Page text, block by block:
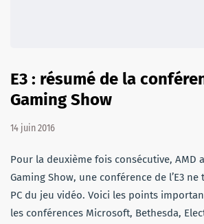
E3 : résumé de la
Gaming Show
14 juin 2016
Pour la deuxième fois consécutive, AMD
Gaming Show, une conférence de l’E3
PC du jeu vidéo. Voici les points
les conférences Microsoft, Bethesda,